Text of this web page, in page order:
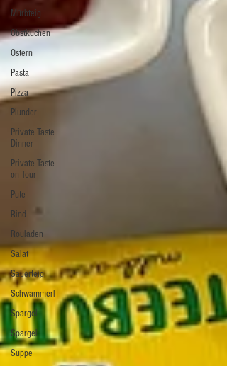
Mürbteig
Obstkuchen
Ostern
Pasta
Pizza
Plunder
Private Taste
Dinner
Private Taste
on Tour
Pute
Rind
Rouladen
Salat
Sauerteig
Schwammerl
Spargel
Spargel
Suppe